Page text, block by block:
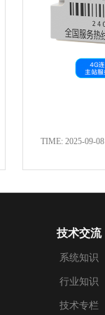
TIME: 2025-09-08
技术交流
系统知识
行业知识
技术专栏